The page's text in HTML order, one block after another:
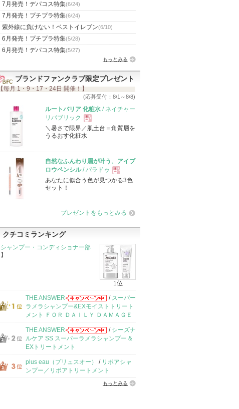
7月発売！デパコス特集(6/24)
7月発売！プチプラ特集(6/24)
紫外線に負けない！ベストイレブン(6/10)
6月発売！プチプラ特集(5/28)
6月発売！デパコス特集(5/27)
もっとみる
ブランドファンクラブ限定プレゼント
【毎月 1・9・17・24日 開催！】
(応募受付：8/1～8/8)
ルートバリア 化粧水 / ネイチャー
リパブリック
現
品
＼暑さで限界／肌土台＝角質層を
うるおす化粧水
自然なふんわり眉が叶う、アイブ
ロウペンシル/ パラドゥ
現
品
あなたに似合う色が見つかる3色
セット！
プレゼントをもっとみる
クチコミランキング
シャンプー・コンディショナー部
】
1位
THE ANSWER / スーパー
ラメラシャンプー&EXモイストトリート
メント ＦＯＲ ＤＡＩＬＹ ＤＡＭＡＧＥ
THE ANSWER / シーズナ
ルケア SS スーパーラメラシャンプー &
EXトリートメント
plus eau（プリュスオー） / リポアシャ
ンプー／リポアトリートメント
もっとみる